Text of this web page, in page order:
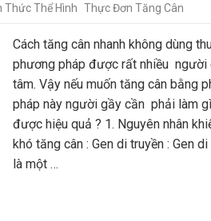
Thức Thể Hình Thực Đơn Tăng Cân
Cách tăng cân nhanh không dùng
phương pháp được rất nhiều người
tâm. Vậy nếu muốn tăng cân bằng
pháp này người gầy cần phải làm
được hiệu quả ? 1. Nguyên nhân
khó tăng cân : Gen di truyền : Gen
là một …